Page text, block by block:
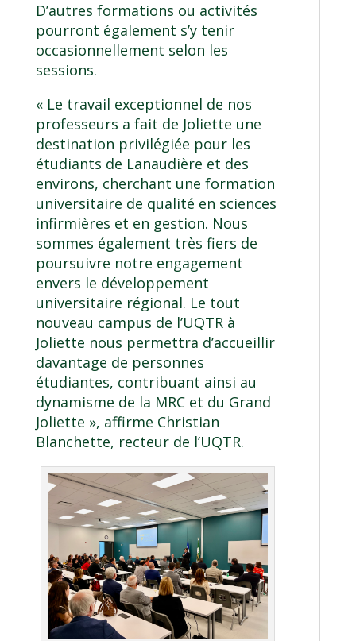
D’autres formations ou activités
pourront également s’y tenir
occasionnellement selon les
sessions.
« Le travail exceptionnel de nos
professeurs a fait de Joliette une
destination privilégiée pour les
étudiants de Lanaudière et des
environs, cherchant une formation
universitaire de qualité en sciences
infirmières et en gestion. Nous
sommes également très fiers de
poursuivre notre engagement
envers le développement
universitaire régional. Le tout
nouveau campus de l’UQTR à
Joliette nous permettra d’accueillir
davantage de personnes
étudiantes, contribuant ainsi au
dynamisme de la MRC et du Grand
Joliette », affirme Christian
Blanchette, recteur de l’UQTR.